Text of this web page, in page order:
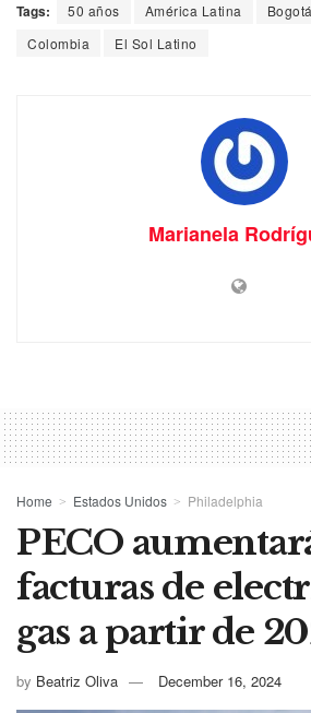
Tags: 50 años América Latina Bogotá
Colombia
El Sol Latino
Marianela
Home Estados Unidos Philadelphia
PECO
facturas de
gas a partir de
by Beatriz Oliva December 16, 2024